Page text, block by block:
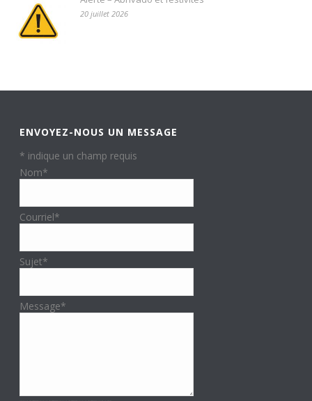
20 juillet 2026
ENVOYEZ-NOUS UN MESSAGE
* indique un champ requis
Nom*
Courriel*
Sujet*
Message*